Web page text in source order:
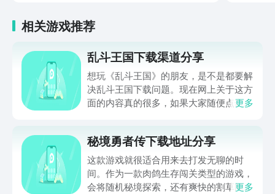
相关游戏推荐
乱斗王国下载渠道分享
想玩《乱斗王国》的朋友，是不是都要解
决乱斗王国下载问题。现在网上关于这方
面的内容真的很多，如果大家随便点击陌
app进行下载会更加方便，九游是手游福
利最多的游戏平台，在这里不仅能够看到
游戏资源，还能及时查看后续的消息、活
动内容等相关信息。
更多
秘境勇者传下载地址分享
这款游戏就很适合用来去打发无聊的时
间。作为一款肉鸽生存闯关类型的游戏，
会将随机秘境探索，还有爽快的割草闯关
更多